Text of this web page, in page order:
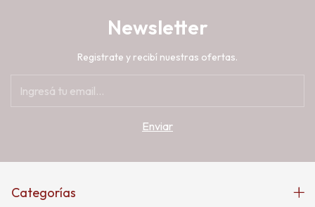
Newsletter
Registrate y recibí nuestras ofertas.
Categorías